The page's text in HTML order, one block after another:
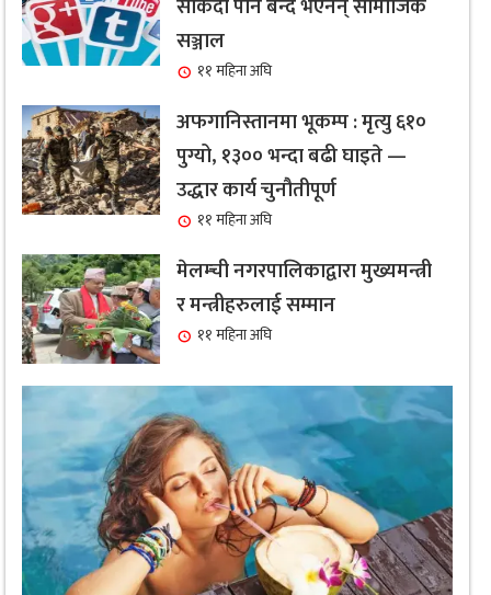
सकिँदा पनि बन्द भएनन् सामाजिक
सञ्जाल
११ महिना अघि
अफगानिस्तानमा भूकम्प : मृत्यु ६१०
पुग्यो, १३०० भन्दा बढी घाइते —
उद्धार कार्य चुनौतीपूर्ण
११ महिना अघि
मेलम्ची नगरपालिकाद्वारा मुख्यमन्त्री
र मन्त्रीहरुलाई सम्मान
११ महिना अघि